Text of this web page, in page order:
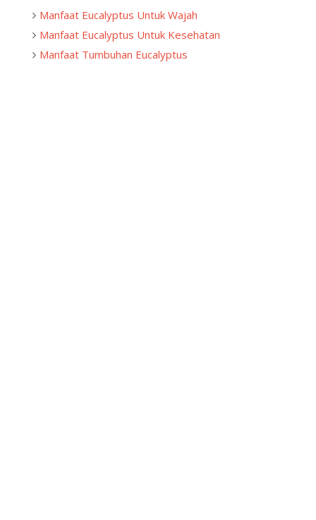
Manfaat Eucalyptus Untuk Wajah
Manfaat Eucalyptus Untuk Kesehatan
Manfaat Tumbuhan Eucalyptus